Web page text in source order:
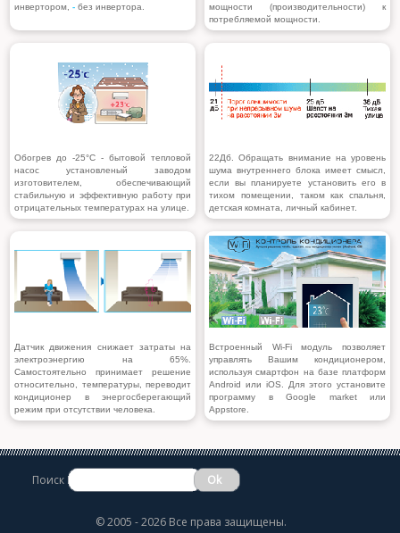
инвертором, - без инвертора.
мощности (производительности) к
потребляемой мощности.
Обогрев до -25°С - бытовой тепловой
насос установленый заводом
изготовителем, обеспечивающий
стабильную и эффективную работу при
отрицательных температурах на улице.
22Дб. Обращать внимание на уровень
шума внутреннего блока имеет смысл,
если вы планируете установить его в
тихом помещении, таком как спальня,
детская комната, личный кабинет.
Датчик движения снижает затраты на
электроэнергию на 65%.
Самостоятельно принимает решение
относительно, температуры, переводит
кондиционер в энергосберегающий
режим при отсутствии человека.
Встроенный Wi-Fi модуль позволяет
управлять Вашим кондиционером,
используя смартфон на базе платформ
Android или iOS. Для этого установите
программу в Google market или
Appstore.
Поиск
©2005 - 2026 Все права защищены.